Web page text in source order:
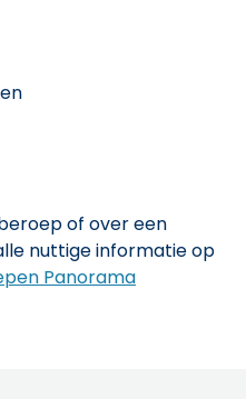
of over een
nuttige informatie op
Panorama